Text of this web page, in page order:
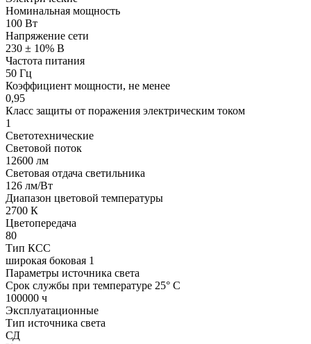
Номинальная мощность
100 Вт
Напряжение сети
230 ± 10% В
Частота питания
50 Гц
Коэффициент мощности, не менее
0,95
Класс защиты от поражения электрическим током
1
Светотехнические
Световой поток
12600 лм
Световая отдача светильника
126 лм/Вт
Диапазон цветовой температуры
2700 К
Цветопередача
80
Тип КСС
широкая боковая 1
Параметры источника света
Срок службы при температуре 25° С
100000 ч
Эксплуатационные
Тип источника света
СД